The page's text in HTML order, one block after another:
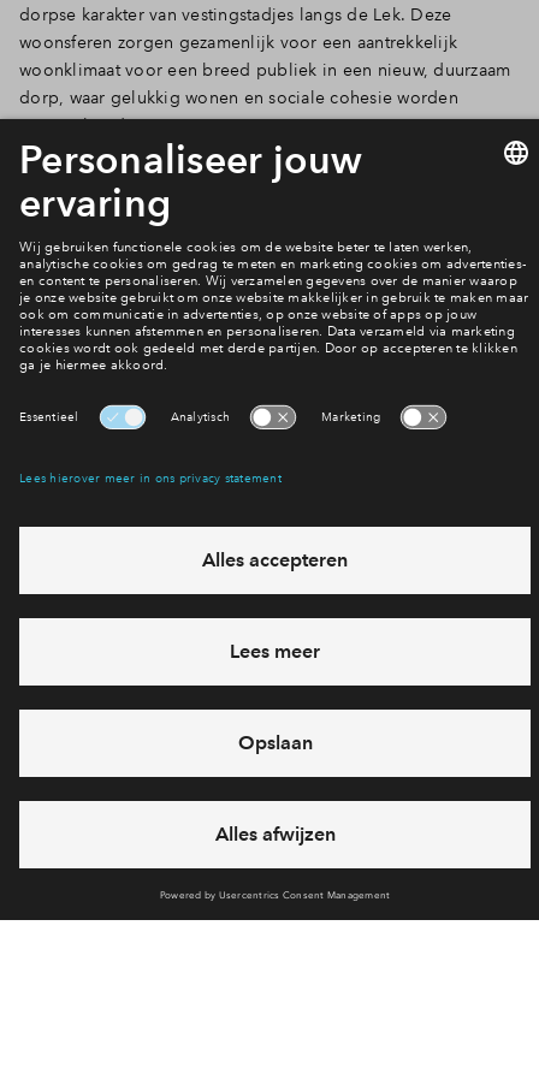
dorpse karakter van vestingstadjes langs de Lek. Deze
woonsferen zorgen gezamenlijk voor een aantrekkelijk
woonklimaat voor een breed publiek in een nieuw, duurzaam
dorp, waar gelukkig wonen en sociale cohesie worden
gestimuleerd.
Nieuws
Interesse? Meld je dan snel aan
eventuele projecten
Ja, ik wil mij aanmelden
Heb je een vraag en wil je direct antwoord? Bel ons op
712 28 68
6 dagen per week beschikbaar (behalve tijdens
Over BPD